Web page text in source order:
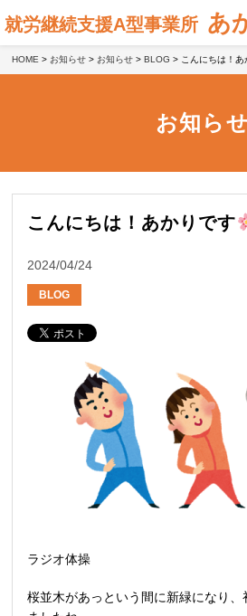
就労継続支援A型事業所 あ
HOME > お知らせ > お知らせ > BLOG > こんにちは！あ
お知らせ
こんにちは！あかりです
2024/04/24
BLOG
ラジオ体操
桜並木があっという間に新緑になり、